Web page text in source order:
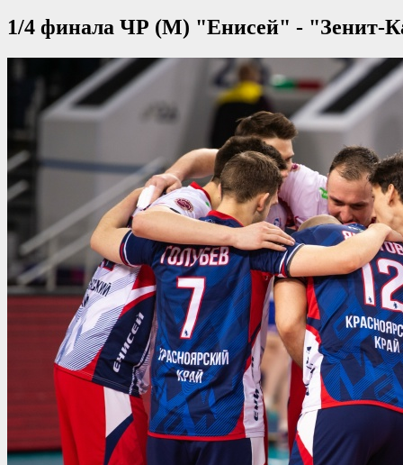
1/4 финала ЧР (М) "Енисей" - "Зенит-